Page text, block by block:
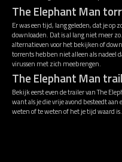
The Elephant Man
Er was een tijd, lang geleden, dat je op
downloaden. Dat is al lang niet meer
alternatieven voor het bekijken of
torrents hebben niet alleen als nadeel
virussen met zich meebrengen.
The Elephant Man
Bekijk eerst even de trailer van The
want als je die vrije avond besteedt
weten of te weten of het je tijd waard is.